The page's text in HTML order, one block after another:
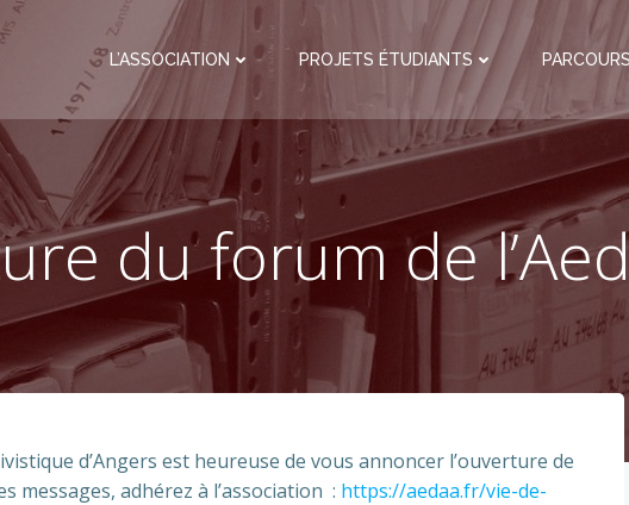
L’ASSOCIATION PROJETS ÉTUDIANTS
du forum de
d’Angers est heureuse de vous annoncer l’ouverture de
messages, adhérez à l’association : https://aedaa.fr/vie-de-